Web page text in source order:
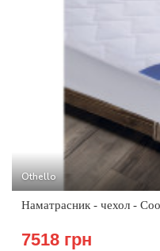
Othello
Наматрасник - чехол -
7518 грн